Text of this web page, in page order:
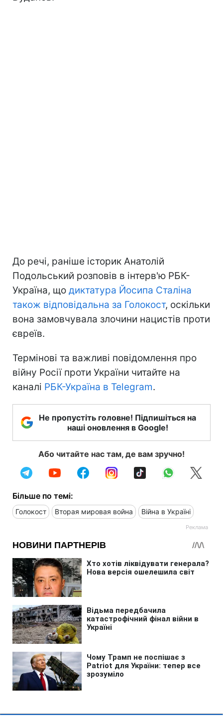
До речі, раніше історик Анатолій
Подольський розповів в інтерв'ю РБК-
Україна, що диктатура Йосипа Сталіна
також відповідальна за Голокост, оскільки
вона замовчувала злочини нацистів проти
євреїв.
Термінові та важливі повідомлення про
війну Росії проти України читайте на
каналі РБК-Україна в Telegram.
Не пропустіть головне! Підпишіться на
наші оновлення в Google!
Або читайте нас там, де вам зручно!
Більше по темі:
Голокост Вторая мировая война Війна в Україні